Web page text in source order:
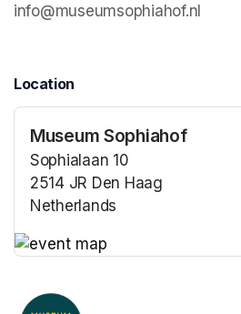
info@museumsophiahof.nl
Location
Museum Sophiahof
Sophialaan 10
2514 JR Den Haag
Netherlands